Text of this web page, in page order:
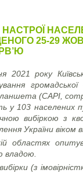
НАСТРОЇ
25-29
року
(CAPI,
103 населених
вибіркою з
України віком
областях
владою.
(з